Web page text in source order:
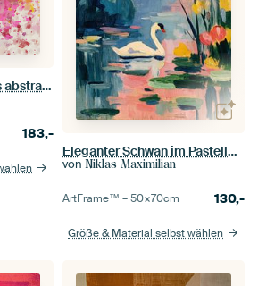
Sanftes, romantisches abstraktes Gemälde in warmen Pastelltönen
183,-
Eleganter Schwan im Pastellgarten
von Niklas Maximilian
ArtFrame™ –50×70cm 130,-
Größe & Material selbst wählen